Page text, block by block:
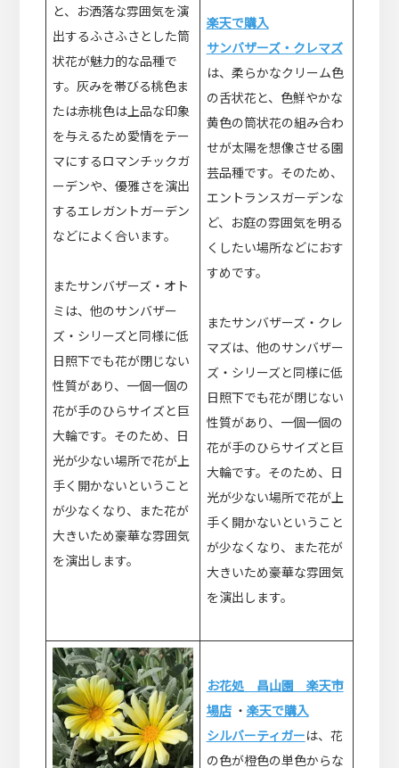
と、お洒落な雰囲気を演
出するふさふさとした筒
状花が魅力的な品種で
す。灰みを帯びる桃色ま
たは赤桃色は上品な印象
を与えるため愛情をテー
マにするロマンチックガ
ーデンや、優雅さを演出
するエレガントガーデン
などによく合います。
またサンバザーズ・オト
ミは、他のサンバザー
ズ・シリーズと同様に低
日照下でも花が閉じない
性質があり、一個一個の
花が手のひらサイズと巨
大輪です。そのため、日
光が少ない場所で花が上
手く開かないということ
が少なくなり、また花が
大きいため豪華な雰囲気
を演出します。
楽天で購入
サンバザーズ・クレマズ
は、柔らかなクリーム色
の舌状花と、色鮮やかな
黄色の筒状花の組み合わ
せが太陽を想像させる園
芸品種です。そのため、
エントランスガーデンな
ど、お庭の雰囲気を明る
くしたい場所などにおす
すめです。
またサンバザーズ・クレ
マズは、他のサンバザー
ズ・シリーズと同様に低
日照下でも花が閉じない
性質があり、一個一個の
花が手のひらサイズと巨
大輪です。そのため、日
光が少ない場所で花が上
手く開かないということ
が少なくなり、また花が
大きいため豪華な雰囲気
を演出します。
お花処 昌山園 楽天市
場店・ 楽天で購入
シルバーティガーは、花
の色が橙色の単色からな